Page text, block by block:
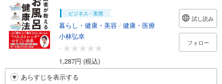
ビジネス・実用
暮らし・健康・美容 / 健康・医療
小林弘幸
-
1,287円 (税込)
試し読み
フォロー
あらすじを表示する